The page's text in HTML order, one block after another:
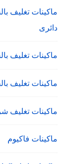
ماكينات تغليف
دائرى
ماكينات تغليف
ماكينات تغليف
ماكينات تغليف
ماكينات فاكيوم